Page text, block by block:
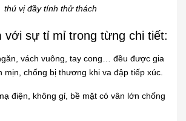
thú vị đầy tính thử thách
với sự tỉ mỉ trong từng chi tiết:
vách vuông, tay cong… đều được gia
mịn, chống bị thương khi va đập tiếp xúc.
điện, không gỉ, bề mặt có vân lớn chống